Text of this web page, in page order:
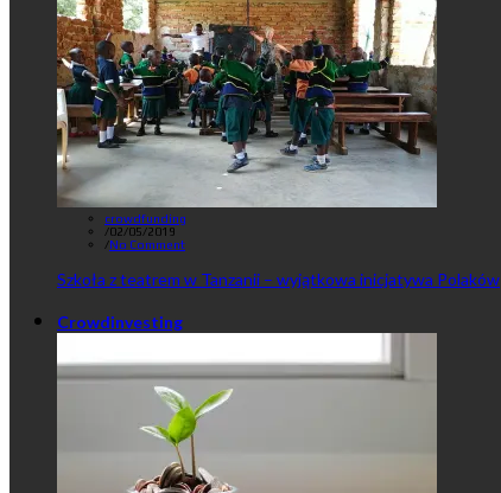
crowdfunding
/02/05/2019
/No Comment
Szkoła z teatrem w Tanzanii – wyjątkowa inicjatywa Polaków
Crowdinvesting